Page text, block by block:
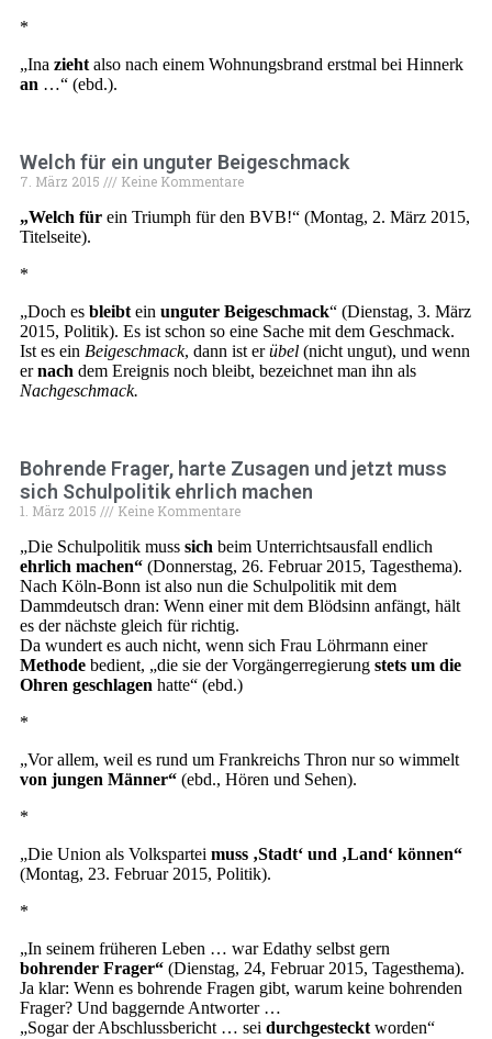
*
„Ina zieht also nach einem Wohnungsbrand erstmal bei Hinnerk
an …“ (ebd.).
Welch für ein unguter Beigeschmack
7. März 2015 Keine Kommentare
„Welch für ein Triumph für den BVB!“ (Montag, 2. März 2015,
Titelseite).
*
„Doch es bleibt ein unguter Beigeschmack“ (Dienstag, 3. März
2015, Politik). Es ist schon so eine Sache mit dem Geschmack.
Ist es ein Beigeschmack, dann ist erübel (nicht ungut), und wenn
ernach dem Ereignis noch bleibt, bezeichnet man ihn als
Nachgeschmack.
Bohrende Frager, harte Zusagen und jetzt muss
sich Schulpolitik ehrlich machen
1. März 2015 Keine Kommentare
„Die Schulpolitik muss sich beim Unterrichtsausfall endlich
ehrlich machen“ (Donnerstag, 26. Februar 2015, Tagesthema).
Nach Köln-Bonn ist also nun die Schulpolitik mit dem
Dammdeutsch dran: Wenn einer mit dem Blödsinn anfängt, hält
es der nächste gleich für richtig.
Da wundert es auch nicht, wenn sich Frau Löhrmann einer
Methode bedient, „die sie der Vorgängerregierung stets um die
Ohren geschlagen hatte“ (ebd.)
*
„Vor allem, weil es rund um Frankreichs Thron nur so wimmelt
von jungen Männer“ (ebd., Hören und Sehen).
*
„Die Union als Volkspartei muss ‚Stadt‘ und ‚Land‘ können“
(Montag, 23. Februar 2015, Politik).
*
„In seinem früheren Leben … war Edathy selbst gern
bohrender Frager“ (Dienstag, 24, Februar 2015, Tagesthema).
Ja klar: Wenn es bohrende Fragen gibt, warum keine bohrenden
Frager? Und baggernde Antworter …
„Sogar der Abschlussbericht … sei durchgesteckt worden“